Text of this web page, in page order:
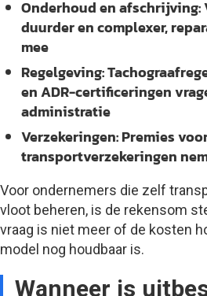
Onderhoud en afschrijving:
duurder en complexer,
mee
Regelgeving:
en ADR-certificeringen
administratie
Verzekeringen:Premies
transportverzekeringen
Voor ondernemers die zelf
vloot beheren, is de rekensom
vraag is niet meer of de kosten
model nog houdbaar is.
Wanneer is